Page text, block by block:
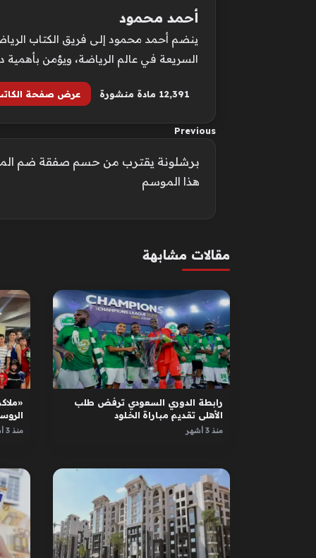
أحمد محمود
ينضم أحمد محمود إلى فريق الكتاب
السريعة في عالم الرياضة، ويؤمن
12٬391 مادة منشورة عرض صفحة
Previous
برشلونة يقترب من حسم صفقة ضم
هذا الموسم
مقالات مشابهة
رابطة الدوري السعودي ترفض طلب
الأهلي تقديم مباراة الخلود
منذ 3 أشهر منذ 3 أشهر